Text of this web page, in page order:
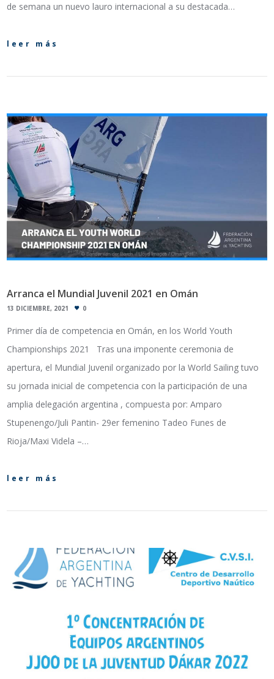
de semana un nuevo lauro internacional a su destacada…
leer más
Arranca el Mundial Juvenil 2021 en Omán
13 DICIEMBRE, 2021 0
Primer día de competencia en Omán, en los World Youth
Championships 2021 Tras una imponente ceremonia de
apertura, el Mundial Juvenil organizado por la World Sailing tuvo
su jornada inicial de competencia con la participación de una
amplia delegación argentina , compuesta por: Amparo
Stupenengo/Juli Pantin- 29er femenino Tadeo Funes de
Rioja/Maxi Videla –…
leer más